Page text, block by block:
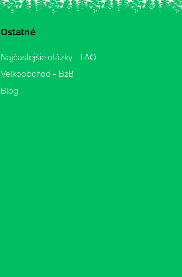
Ostatné
Najčastejšie otázky - FAQ
Veľkoobchod - B2B
Blog